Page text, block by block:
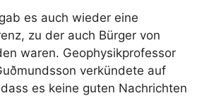
es auch wieder eine
zu der auch Bürger von
waren. Geophysikprofessor
verkündete auf
es keine guten Nachrichten